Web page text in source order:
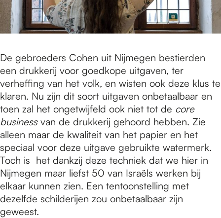
De gebroeders Cohen uit Nijmegen bestierden
een drukkerij voor goedkope uitgaven, ter
verheffing van het volk, en wisten ook deze klus te
klaren. Nu zijn dit soort uitgaven onbetaalbaar en
toen zal het ongetwijfeld ook niet tot de core
businessvan de drukkerij gehoord hebben. Zie
alleen maar de kwaliteit van het papier en het
speciaal voor deze uitgave gebruikte watermerk.
Toch is het dankzij deze techniek dat we hier in
Nijmegen maar liefst 50 van Israëls werken bij
elkaar kunnen zien. Een tentoonstelling met
dezelfde schilderijen zou onbetaalbaar zijn
geweest.